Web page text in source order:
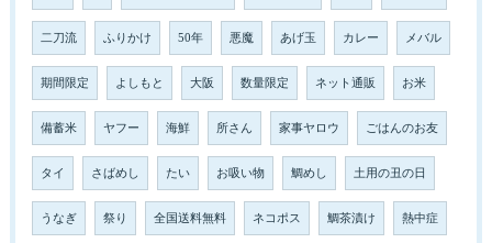
二刀流 ふりかけ 50年 悪魔 あげ玉 カレー メバル
期間限定 よしもと 大阪 数量限定 ネット通販 お米
備蓄米 ヤフー 海鮮 所さん 家事ヤロウ ごはんのお友
タイ さばめし たい お吸い物 鯛めし 土用の丑の日
うなぎ 祭り 全国送料無料 ネコポス 鯛茶漬け 熱中症